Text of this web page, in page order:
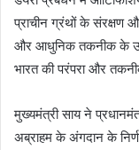
प्राचीन ग्रंथों के संरक्षण
और आधुनिक तकनीक के
भारत की परंपरा और
मुख्यमंत्री साय ने
अब्राहम के अंगदान के